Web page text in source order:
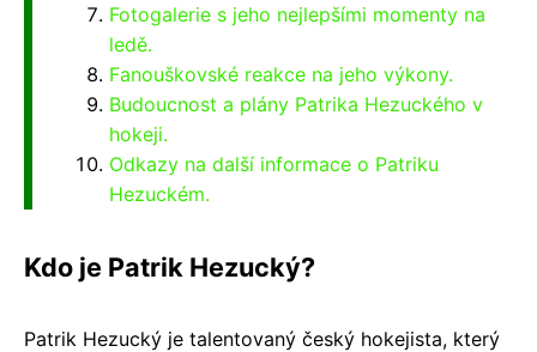
Fotogalerie s jeho nejlepšími momenty na
ledě.
Fanouškovské reakce na jeho výkony.
Budoucnost a plány Patrika Hezuckého v
hokeji.
Odkazy na další informace o Patriku
Hezuckém.
Kdo je Patrik Hezucký?
Patrik Hezucký je talentovaný český hokejista, který